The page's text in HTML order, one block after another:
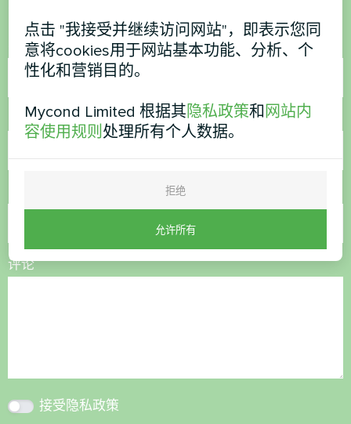
名称
电话号码
评论
接受隐私政策
点击 "我接受并继续访问网站"，即表示您同
意将cookies用于网站基本功能、分析、个
性化和营销目的。
Mycond Limited 根据其隐私政策和 网站内
容使用规则 处理所有个人数据。
拒绝
允许所有